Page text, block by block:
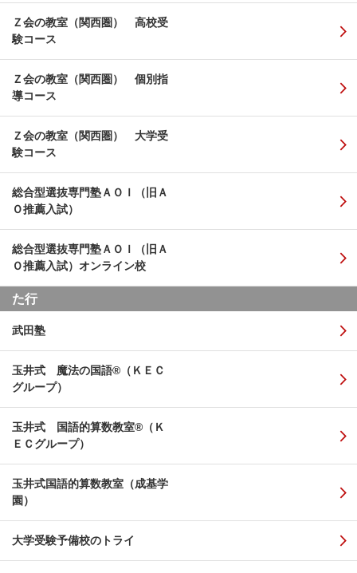
Ｚ会の教室（関西圏） 高校受
験コース
Ｚ会の教室（関西圏） 個別指
導コース
Ｚ会の教室（関西圏） 大学受
験コース
総合型選抜専門塾ＡＯＩ（旧Ａ
Ｏ推薦入試）
総合型選抜専門塾ＡＯＩ（旧Ａ
Ｏ推薦入試）オンライン校
た行
武田塾
玉井式 魔法の国語®（ＫＥＣ
グループ）
玉井式 国語的算数教室®（Ｋ
ＥＣグループ）
玉井式国語的算数教室（成基学
園）
大学受験予備校のトライ